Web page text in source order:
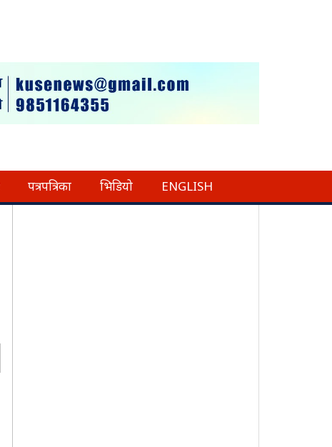
पत्रपत्रिका भिडियो ENGLISH